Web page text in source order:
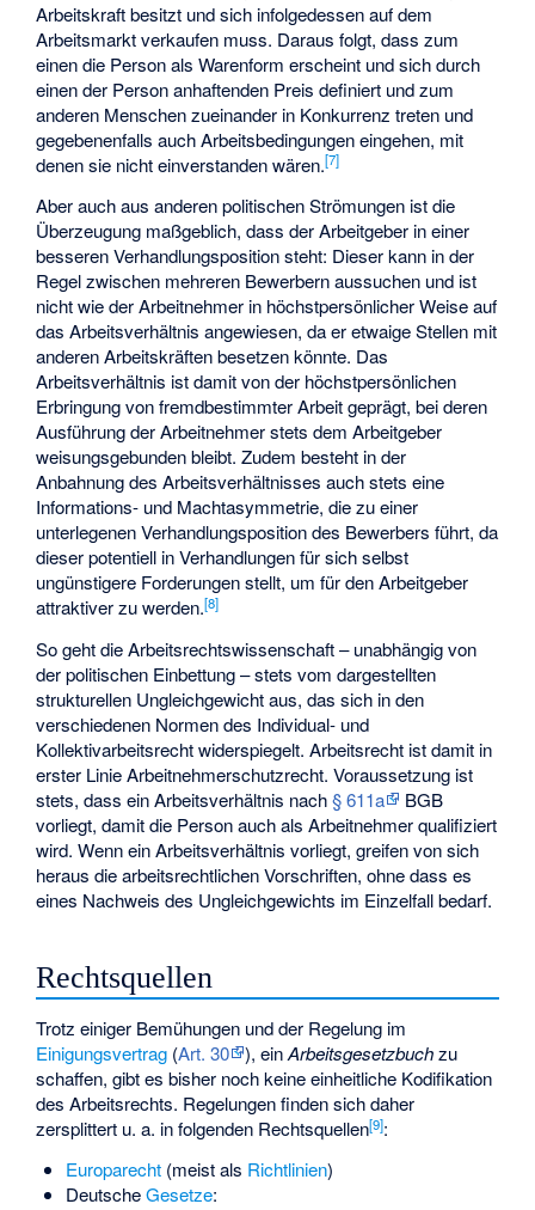
Arbeitskraft besitzt und sich infolgedessen auf dem
Arbeitsmarkt verkaufen muss. Daraus folgt, dass zum
einen die Person als Warenform erscheint und sich durch
einen der Person anhaftenden Preis definiert und zum
anderen Menschen zueinander in Konkurrenz treten und
gegebenenfalls auch Arbeitsbedingungen eingehen, mit
denen sie nicht einverstanden wären.[7]
Aber auch aus anderen politischen Strömungen ist die
Überzeugung maßgeblich, dass der Arbeitgeber in einer
besseren Verhandlungsposition steht: Dieser kann in der
Regel zwischen mehreren Bewerbern aussuchen und ist
nicht wie der Arbeitnehmer in höchstpersönlicher Weise auf
das Arbeitsverhältnis angewiesen, da er etwaige Stellen mit
anderen Arbeitskräften besetzen könnte. Das
Arbeitsverhältnis ist damit von der höchstpersönlichen
Erbringung von fremdbestimmter Arbeit geprägt, bei deren
Ausführung der Arbeitnehmer stets dem Arbeitgeber
weisungsgebunden bleibt. Zudem besteht in der
Anbahnung des Arbeitsverhältnisses auch stets eine
Informations- und Machtasymmetrie, die zu einer
unterlegenen Verhandlungsposition des Bewerbers führt, da
dieser potentiell in Verhandlungen für sich selbst
ungünstigere Forderungen stellt, um für den Arbeitgeber
attraktiver zu werden.[8]
So geht die Arbeitsrechtswissenschaft – unabhängig von
der politischen Einbettung – stets vom dargestellten
strukturellen Ungleichgewicht aus, das sich in den
verschiedenen Normen des Individual- und
Kollektivarbeitsrecht widerspiegelt. Arbeitsrecht ist damit in
erster Linie Arbeitnehmerschutzrecht. Voraussetzung ist
stets, dass ein Arbeitsverhältnis nach§ 611a
BGB
vorliegt, damit die Person auch als Arbeitnehmer qualifiziert
wird. Wenn ein Arbeitsverhältnis vorliegt, greifen von sich
heraus die arbeitsrechtlichen Vorschriften, ohne dass es
eines Nachweis des Ungleichgewichts im Einzelfall bedarf.
Rechtsquellen
Trotz einiger Bemühungen und der Regelung im
Einigungsvertrag (Art. 30 ), einArbeitsgesetzbuchzu
schaffen, gibt es bisher noch keine einheitliche Kodifikation
des Arbeitsrechts. Regelungen finden sich daher
zersplittert u. a. in folgenden Rechtsquellen[9]:
Europarecht(meist als Richtlinien)
DeutscheGesetze: